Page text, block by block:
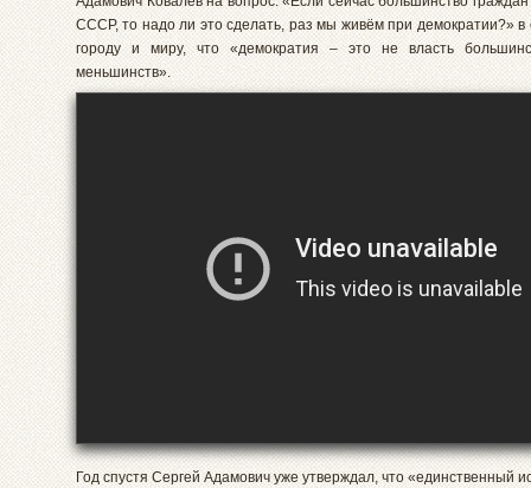
СССР, то надо ли это сделать, раз мы живём при демократии?» в
городу и миру, что «демократия – это не власть
меньшинств».
Год спустя Сергей Адамович уже утверждал, что «единственный